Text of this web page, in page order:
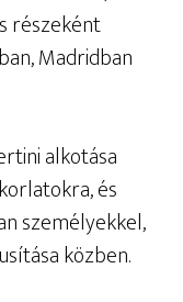
részeként
Madridban
alkotása
és
személyekkel,
közben.